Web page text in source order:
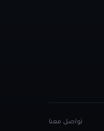
تواصل معنا